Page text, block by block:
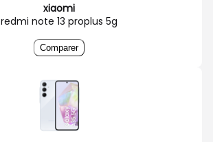
xiaomi
redmi note 13 proplus 5g
Comparer